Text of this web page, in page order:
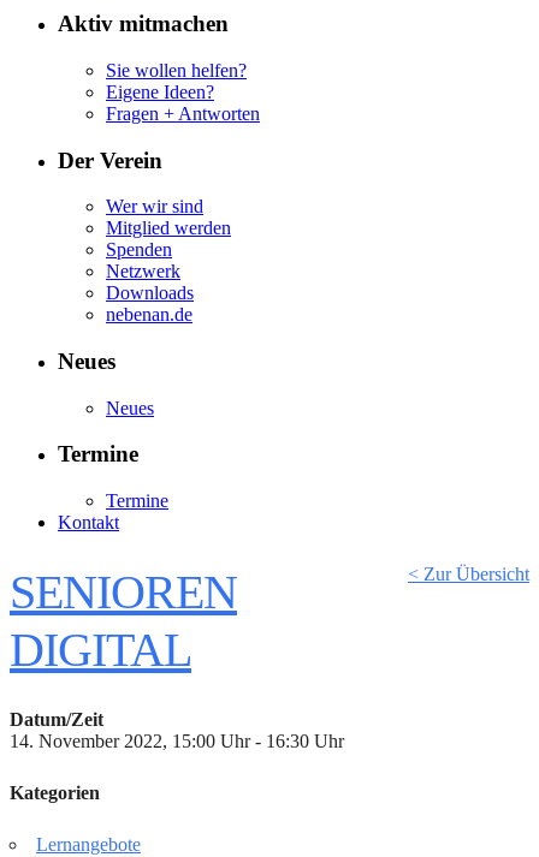
Aktiv mitmachen
Sie wollen helfen?
Eigene Ideen?
Fragen + Antworten
Der Verein
Wer wir sind
Mitglied werden
Spenden
Netzwerk
Downloads
nebenan.de
Neues
Neues
Termine
Termine
Kontakt
< Zur Übersicht
SENIOREN
DIGITAL
Datum/Zeit
14. November 2022, 15:00 Uhr - 16:30 Uhr
Kategorien
Lernangebote